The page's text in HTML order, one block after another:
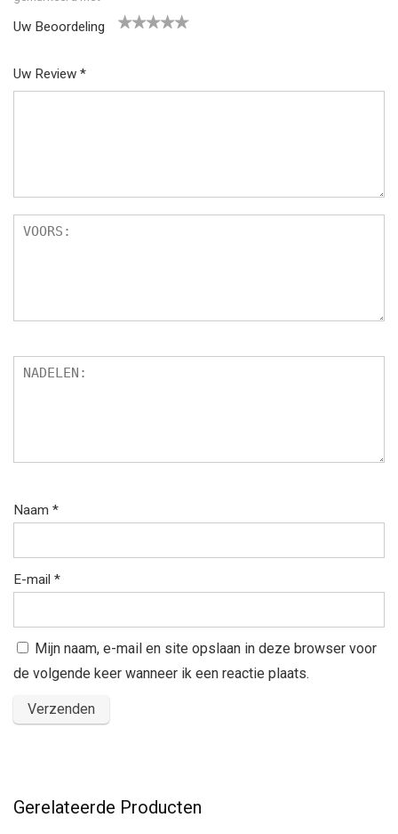
Uw Beoordeling
Uw Review *
Naam *
E-mail *
Mijn naam, e-mail en site opslaan in deze browser voor
de volgende keer wanneer ik een reactie plaats.
Gerelateerde Producten